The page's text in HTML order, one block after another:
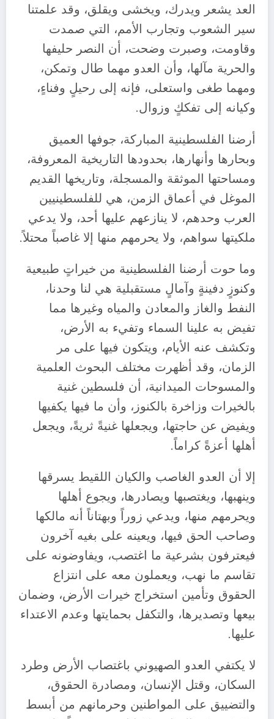
العد يشعر ويدرك، ويخشى ويقلق، وقد علمتنا
سير الشعوب وتجارب الأمم، التي صمدت
وقاومت، وصبرت وضحت، أن النصر حليفها
والحرية مآلها، وأن العدو مهما طال وتمكن،
ومهما طغى واستعلى، فإنه إلى رحيلٍ وفناءٍ،
وكيانه إلى تفككٍ وزوال.
أرضنا الفلسطينية المباركة، جوفها العميق
وبحارها وأنهارها، بحدودها التاريخية المعروفة،
ومساحتها الموثقة والمسجلة، وتاريخها القديم
الموغل في أعماق الزمن، هي للفلسطينيين
العرب وحدهم، لا ينازعهم عليها أحد، ولا يدعي
ملكيتها سواهم، ولا يحرمهم منها إلا غاصباً محتلاً.
وما حوت أرضنا الفلسطينية من خيراتٍ طبيعية
وكنوزٍ دفينةٍ وآمالٍ مستقبلية هي لنا وحدنا،
النفط والغاز والمعادن والمياه وغيرها مما
تفيض به علينا السماء وتفيء به الأرض،
وتكشف عنه الأيام، ويتكون فيها على مر
الزمان، وقد أظهرت مختلف البحوث العلمية
والمسوحات الميدانية، أن فلسطين غنية
بالخيرات وزاخرة بالكنوز، وأن ما فيها يكفيها
ويفيض عن حاجتها، ويجعلها غنيةً ثريةً، ويجعل
أهلها أعزةً كراماً.
إلا أن العدو الغاصب والكيان اللقيط يسرقها
وينهبها، ويغتصبها ويصادرها، ويجوع أهلها
ويحرمهم منها، ويدعي زوراً وبهتاناً أنه مالكها
وصاحب الحق فيها، ويعينه على بغيه آخرون
فيعترفون بشرعية ما اغتصب، ويفاوضونه على
تقاسم ما نهب، ويعملون معه على انتزاع
الحقوق وتأمين استخراج خيرات الأرض، وضمان
بيعها وتصديرها، والتكفل بحمايتها وعدم الاعتداء
عليها.
لا يكتفي العدو الصهيوني باغتصاب الأرض وطرد
السكان، وقتل الإنسان، ومصادرة الحقوق،
والتضييق على المواطنين وحرمانهم من أبسط